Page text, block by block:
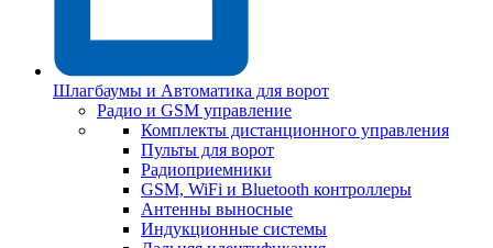
Шлагбаумы и Автоматика для ворот
Радио и GSM управление
Комплекты дистанционного управления
Пульты для ворот
Радиоприемники
GSM, WiFi и Bluetooth контроллеры
Антенны выносные
Индукционные системы